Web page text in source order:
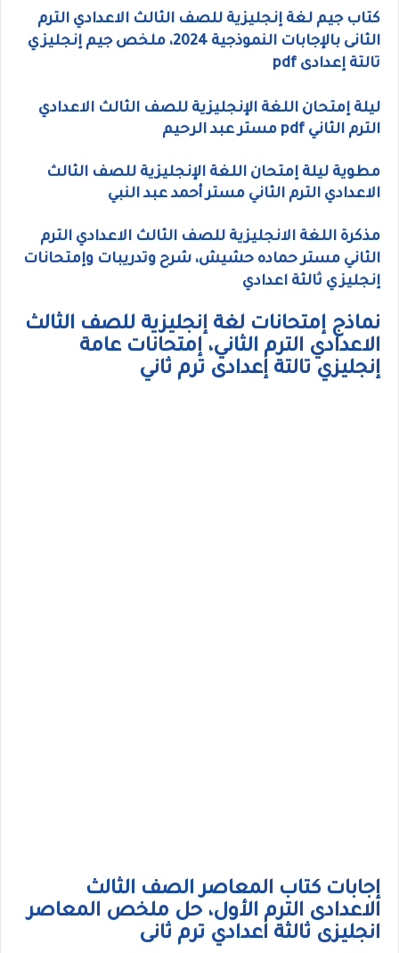
كتاب جيم لغة إنجليزية للصف الثالث الاعدادي الترم
الثانى بالإجابات النموذجية 2024، ملخص جيم إنجليزي
تالتة إعدادى pdf
ليلة إمتحان اللغة الإنجليزية للصف الثالث الاعدادي
الترم الثاني pdf مستر عبد الرحيم
مطوية ليلة إمتحان اللغة الإنجليزية للصف الثالث
الاعدادي الترم الثاني مستر أحمد عبد النبي
مذكرة اللغة الانجليزية للصف الثالث الاعدادي الترم
الثاني مستر حماده حشيش، شرح وتدريبات وإمتحانات
إنجليزي ثالثة اعدادي
نماذج إمتحانات لغة إنجليزية للصف الثالث
الاعدادي الترم الثاني، إمتحانات عامة
إنجليزي تالتة إعدادى ترم ثاني
إجابات كتاب المعاصر الصف الثالث
الاعدادى الترم الأول، حل ملخص المعاصر
انجليزى ثالثة اعدادي ترم ثانى